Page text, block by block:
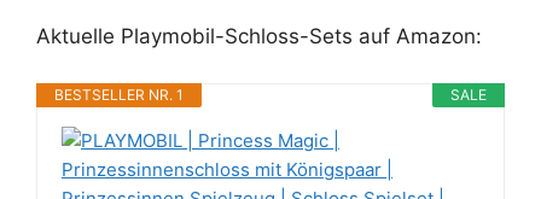
Aktuelle Playmobil-Schloss-Sets auf Amazon:
SALE
BESTSELLER NR. 1